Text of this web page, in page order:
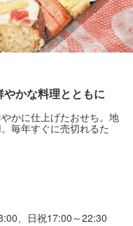
やかな料理とともに
かに仕上げたおせち。地
毎年すぐに売切れるた
、日祝17:00～22:30